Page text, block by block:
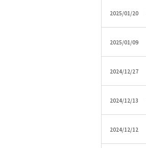
2025/01/20
2025/01/09
2024/12/27
2024/12/13
2024/12/12